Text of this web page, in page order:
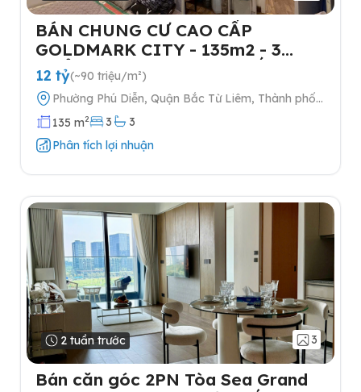
BÁN CHUNG CƯ CAO CẤP
GOLDMARK CITY - 135m2 - 3
NGỦ-TẶNG FULL NỘI THẤT- 2
SLOT Ô TÔ
12 tỷ(~90 triệu/m²)
Phường Phú Diễn, Quận Bắc Từ Liêm, Thành phố
Hà Nội
135 m2 3
3
Phân tích lợi nhuận
2 tuần trước 3
Bán căn góc 2PN Tòa Sea Grand